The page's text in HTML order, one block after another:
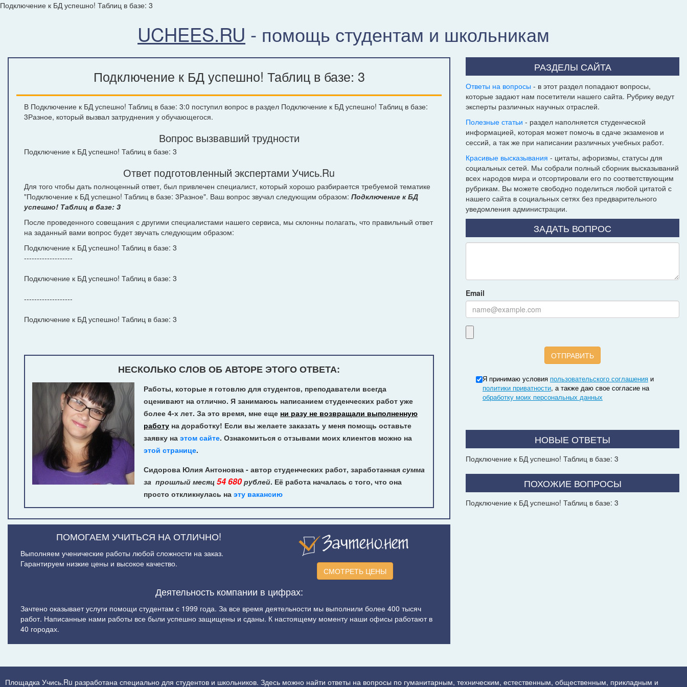
Подключение к БД успешно! Таблиц в базе: 3
UCHEES.RU - помощь студентам и школьникам
Подключение к БД успешно! Таблиц в базе: 3
В Подключение к БД успешно! Таблиц в базе: 3:0 поступил вопрос в раздел Подключение к БД успешно! Таблиц в базе:
3Разное, который вызвал затруднения у обучающегося.
Вопрос вызвавший трудности
Подключение к БД успешно! Таблиц в базе: 3
Ответ подготовленный экспертами Учись.Ru
Для того чтобы дать полноценный ответ, был привлечен специалист, который хорошо разбирается требуемой тематике
"Подключение к БД успешно! Таблиц в базе: 3Разное". Ваш вопрос звучал следующим образом: Подключение к БД
успешно! Таблиц в базе: 3
После проведенного совещания с другими специалистами нашего сервиса, мы склонны полагать, что правильный ответ
на заданный вами вопрос будет звучать следующим образом:
Подключение к БД успешно! Таблиц в базе: 3
-------------------
Подключение к БД успешно! Таблиц в базе: 3
-------------------
Подключение к БД успешно! Таблиц в базе: 3
НЕСКОЛЬКО СЛОВ ОБ АВТОРЕ ЭТОГО ОТВЕТА:
Работы, которые я готовлю для студентов, преподаватели всегда
оценивают на отлично. Я занимаюсь написанием студенческих работ уже
более 4-х лет. За это время, мне еще ни разу не возвращали выполненную
работу на доработку! Если вы желаете заказать у меня помощь оставьте
заявку на этом сайте. Ознакомиться с отзывами моих клиентов можно на
этой странице.
Сидорова Юлия Антоновна - автор студенческих работ, заработанная сумма
за прошлый месяц 54 680рублей. Её работа началась с того, что она
просто откликнулась на эту вакансию
ПОМОГАЕМ УЧИТЬСЯ НА ОТЛИЧНО!
Выполняем ученические работы любой сложности на заказ.
Гарантируем низкие цены и высокое качество.
СМОТРЕТЬ ЦЕНЫ
Деятельность компании в цифрах:
Зачтено оказывает услуги помощи студентам с 1999 года. За все время деятельности мы выполнили более 400 тысяч
работ. Написанные нами работы все были успешно защищены и сданы. К настоящему моменту наши офисы работают в
40 городах.
РАЗДЕЛЫ САЙТА
Ответы на вопросы - в этот раздел попадают вопросы,
которые задают нам посетители нашего сайта. Рубрику ведут
эксперты различных научных отраслей.
Полезные статьи - раздел наполняется студенческой
информацией, которая может помочь в сдаче экзаменов и
сессий, а так же при написании различных учебных работ.
Красивые высказывания - цитаты, афоризмы, статусы для
социальных сетей. Мы собрали полный сборник высказываний
всех народов мира и отсортировали его по соответствующим
рубрикам. Вы можете свободно поделиться любой цитатой с
нашего сайта в социальных сетях без предварительного
уведомления администрации.
ЗАДАТЬ ВОПРОС
Email
Я принимаю условия пользовательского соглашения и
политики приватности, а также даю свое согласие на
обработку моих персональных данных
НОВЫЕ ОТВЕТЫ
Подключение к БД успешно! Таблиц в базе: 3
ПОХОЖИЕ ВОПРОСЫ
Подключение к БД успешно! Таблиц в базе: 3
Площадка Учись.Ru разработана специально для студентов и школьников. Здесь можно найти ответы на вопросы по гуманитарным, техническим, естественным, общественным, прикладным и